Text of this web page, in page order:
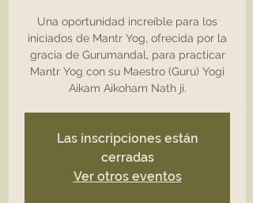
Una oportunidad increíble para los
iniciados de Mantr Yog, ofrecida por la
gracia de Gurumandal, para practicar
Mantr Yog con su Maestro (Guru) Yogi
Aikam Aikoham Nath ji.
Las inscripciones están
cerradas
Ver otros eventos